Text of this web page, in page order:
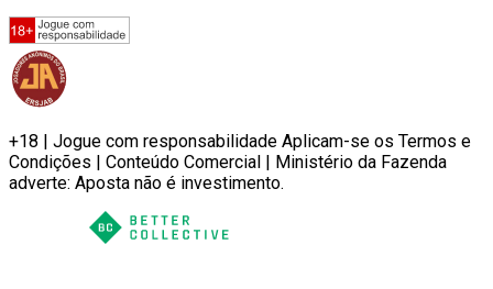
+18 | Jogue com responsabilidade Aplicam-se os Termos e
Condições | Conteúdo Comercial | Ministério da Fazenda
adverte: Aposta não é investimento.